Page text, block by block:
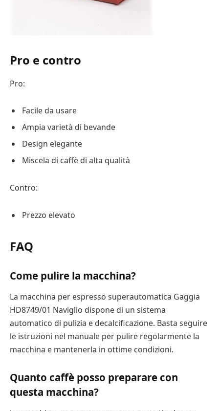
Pro e contro
Pro:
Facile da usare
Ampia varietà di bevande
Design elegante
Miscela di caffè di alta qualità
Contro:
Prezzo elevato
FAQ
Come pulire la macchina?
La macchina per espresso superautomatica Gaggia
HD8749/01 Naviglio dispone di un sistema
automatico di pulizia e decalcificazione. Basta seguire
le istruzioni nel manuale per pulire regolarmente la
macchina e mantenerla in ottime condizioni.
Quanto caffè posso preparare con
questa macchina?